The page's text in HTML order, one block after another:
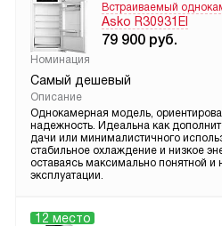
Встраиваемый
Asko R30931EI
79 900 руб.
Номинация
Самый дешевый
Описание
Однокамерная модель,
надежность. Идеальна как
дачи или минималистичного
стабильное охлаждение и низкое
оставаясь максимально понятной и
эксплуатации.
12 место